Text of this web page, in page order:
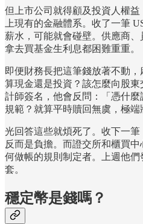
但上市公司就得顧及投資人權
上現有的金融體系。收了一筆
薪水，可能就會碰壁。供應商
拿去買基金生利息都困難重重。
即便財務長把這筆錢放著不動
算現金還是投資？該怎麼向股
計師簽名，他會反問：「憑什
規範？就算平時贖回無虞，極端
光回答這些就煩死了。收下一
反而是負擔。而證交所和櫃買
何做帳的規則制定者。上週他
套。
穩定幣是錢嗎？